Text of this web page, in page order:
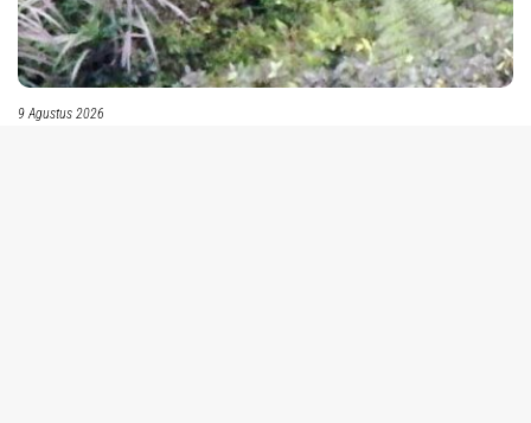
9 Agustus 2026